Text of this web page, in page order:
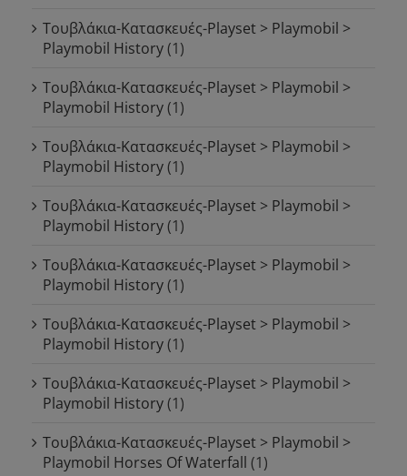
Τουβλάκια-Κατασκευές-Playset > Playmobil >
Playmobil History(1)
Τουβλάκια-Κατασκευές-Playset > Playmobil >
Playmobil History(1)
Τουβλάκια-Κατασκευές-Playset > Playmobil >
Playmobil History(1)
Τουβλάκια-Κατασκευές-Playset > Playmobil >
Playmobil History(1)
Τουβλάκια-Κατασκευές-Playset > Playmobil >
Playmobil History(1)
Τουβλάκια-Κατασκευές-Playset > Playmobil >
Playmobil History(1)
Τουβλάκια-Κατασκευές-Playset > Playmobil >
Playmobil History(1)
Τουβλάκια-Κατασκευές-Playset > Playmobil >
Playmobil Horses Of Waterfall (1)